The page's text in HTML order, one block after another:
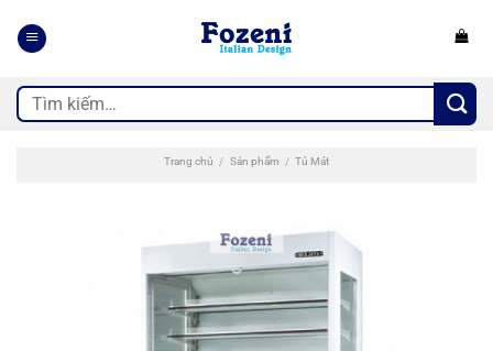
qua
Tìm
kiếm:
Trang chủ / Sản phẩm / Tủ Mát